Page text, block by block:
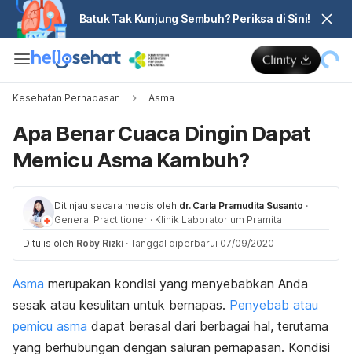
Batuk Tak Kunjung Sembuh? Periksa di Sini!
Kesehatan Pernapasan Asma
Apa Benar Cuaca Dingin Dapat
Memicu Asma Kambuh?
Ditinjau secara medis oleh dr. Carla Pramudita Susanto ·
General Practitioner · Klinik Laboratorium Pramita
Ditulis oleh Roby Rizki · Tanggal diperbarui 07/09/2020
Asma merupakan kondisi yang menyebabkan Anda
sesak atau kesulitan untuk bernapas. Penyebab atau
pemicu asma dapat berasal dari berbagai hal, terutama
yang berhubungan dengan saluran pernapasan. Kondisi